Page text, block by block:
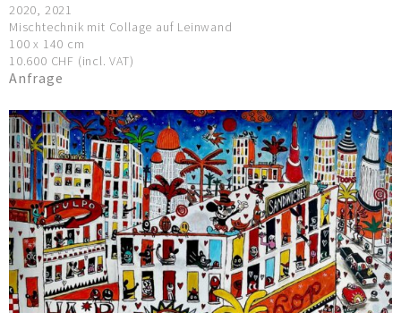
2020, 2021
Mischtechnik mit Collage auf Leinwand
100 x 140 cm
10.600 CHF (incl. VAT)
Anfrage